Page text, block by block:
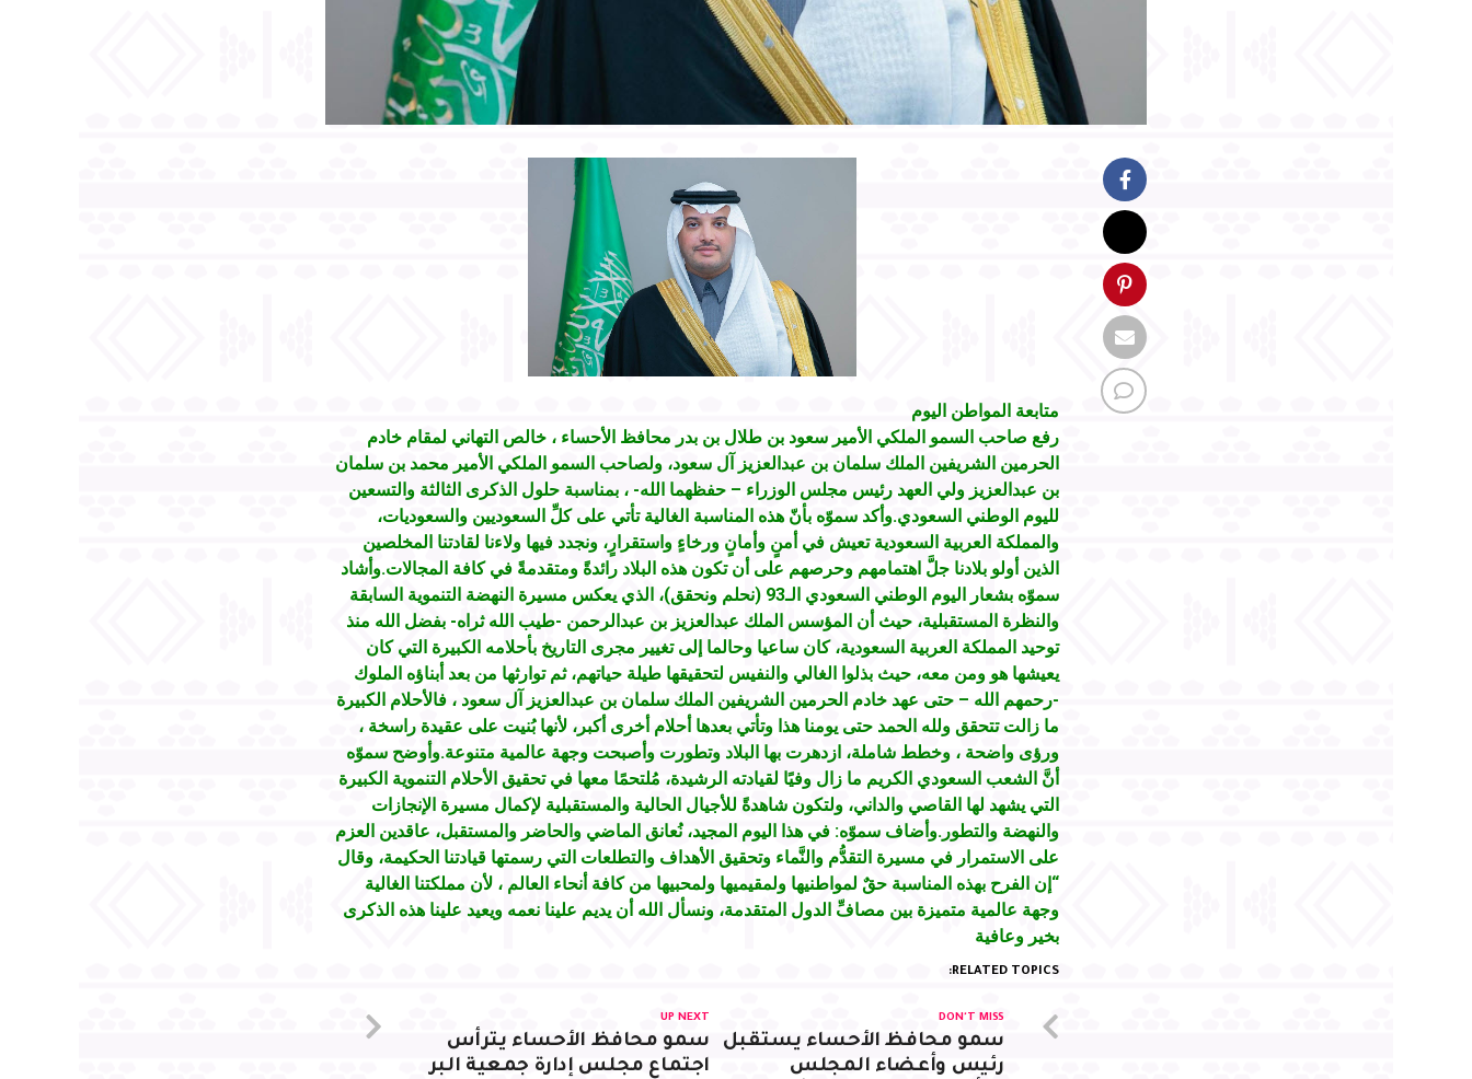
متابعة المواطن اليوم
رفع صاحب السمو الملكي الأمير سعود بن طلال بن بدر محافظ الأحساء ، خالص التهاني لمقام خادم
الحرمين الشريفين الملك سلمان بن عبدالعزيز آل سعود، ولصاحب السمو الملكي الأمير محمد بن سلمان
بن عبدالعزيز ولي العهد رئيس مجلس الوزراء – حفظهما الله- ، بمناسبة حلول الذكرى الثالثة والتسعين
لليوم الوطني السعودي.وأكد سموّه بأنّ هذه المناسبة الغالية تأتي على كلِّ السعوديين والسعوديات،
والمملكة العربية السعودية تعيش في أمنٍ وأمانٍ ورخاءٍ واستقرارٍ، ونجدد فيها ولاءنا لقادتنا المخلصين
الذين أولو بلادنا جلَّ اهتمامهم وحرصهم على أن تكون هذه البلاد رائدةً ومتقدمةً في كافة المجالات.وأشاد
سموّه بشعار اليوم الوطني السعودي الـ93 (نحلم ونحقق)، الذي يعكس مسيرة النهضة التنموية السابقة
والنظرة المستقبلية، حيث أن المؤسس الملك عبدالعزيز بن عبدالرحمن -طيب الله ثراه- بفضل الله منذ
توحيد المملكة العربية السعودية، كان ساعيا وحالما إلى تغيير مجرى التاريخ بأحلامه الكبيرة التي كان
يعيشها هو ومن معه، حيث بذلوا الغالي والنفيس لتحقيقها طيلة حياتهم، ثم توارثها من بعد أبناؤه الملوك
-رحمهم الله – حتى عهد خادم الحرمين الشريفين الملك سلمان بن عبدالعزيز آل سعود ، فالأحلام الكبيرة
ما زالت تتحقق ولله الحمد حتى يومنا هذا وتأتي بعدها أحلام أخرى أكبر، لأنها بُنيت على عقيدة راسخة ،
ورؤى واضحة ، وخطط شاملة، ازدهرت بها البلاد وتطورت وأصبحت وجهة عالمية متنوعة.وأوضح سموّه
أنَّ الشعب السعودي الكريم ما زال وفيًا لقيادته الرشيدة، مُلتحمًا معها في تحقيق الأحلام التنموية الكبيرة
التي يشهد لها القاصي والداني، ولتكون شاهدةً للأجيال الحالية والمستقبلية لإكمال مسيرة الإنجازات
والنهضة والتطور.وأضاف سموّه: في هذا اليوم المجيد، نُعانق الماضي والحاضر والمستقبل، عاقدين العزم
على الاستمرار في مسيرة التقدُّم والنَّماء وتحقيق الأهداف والتطلعات التي رسمتها قيادتنا الحكيمة، وقال
“إن الفرح بهذه المناسبة حقٌ لمواطنيها ولمقيميها ولمحبيها من كافة أنحاء العالم ، لأن مملكتنا الغالية
وجهة عالمية متميزة بين مصافِّ الدول المتقدمة، ونسأل الله أن يديم علينا نعمه ويعيد علينا هذه الذكرى
بخير وعافية
RELATED TOPICS:
UP NEXT
سمو محافظ الأحساء يترأس
اجتماع مجلس إدارة جمعية البر
DON'T MISS
سمو محافظ الأحساء يستقبل
رئيس وأعضاء المجلس